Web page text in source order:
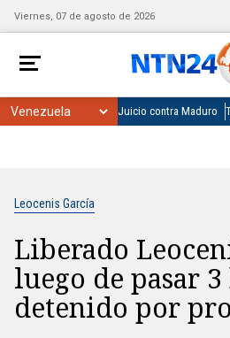
Viernes, 07 de agosto de 2026
Juicio contra Maduro
Leocenis García
Liberado
luego de pasar 3
detenido por